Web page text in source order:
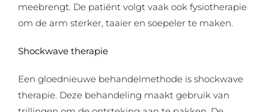
meebrengt. De patiënt volgt vaak ook fysiotherapie
om de arm sterker, taaier en soepeler te maken.
Shockwave therapie
Een gloednieuwe behandelmethode is shockwave
therapie. Deze behandeling maakt gebruik van